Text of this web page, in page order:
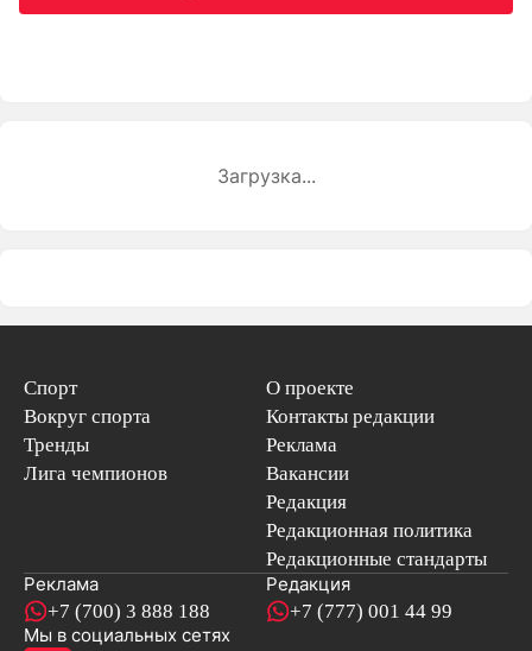
Загрузка...
Спорт
Вокруг спорта
Тренды
Лига чемпионов
О проекте
Контакты редакции
Реклама
Вакансии
Редакция
Редакционная политика
Редакционные стандарты
Реклама
+7 (700) 3 888 188
Редакция
+7 (777) 001 44 99
Мы в социальных сетях